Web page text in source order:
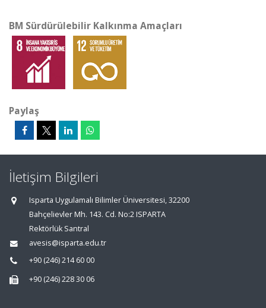
BM Sürdürülebilir Kalkınma Amaçları
Paylaş
İletişim Bilgileri
Isparta Uygulamalı Bilimler Üniversitesi, 32200
Bahçelievler Mh. 143. Cd. No:2 ISPARTA
Rektörlük Santral
avesis@isparta.edu.tr
+90 (246) 214 60 00
+90 (246) 228 30 06